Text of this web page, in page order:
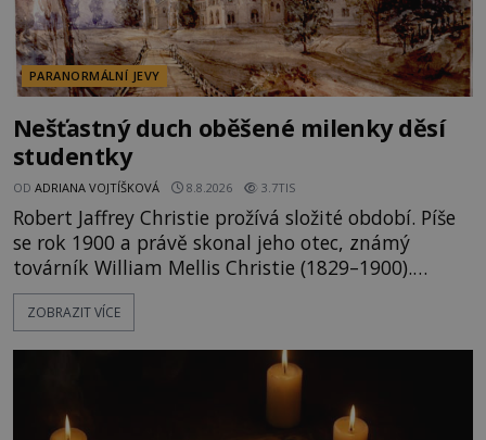
PARANORMÁLNÍ JEVY
Nešťastný duch oběšené milenky děsí
studentky
OD ADRIANA VOJTÍŠKOVÁ 8.8.2026 3.7TIS
Robert Jaffrey Christie prožívá složité období. Píše
se rok 1900 a právě skonal jeho otec, známý
továrník William Mellis Christie (1829–1900).
Smutná událost je ale doprovázena ohromným
dědictvím... Robertu připadne rodinné sídlo v
ta, na niž přijde Robert, by jen tak někoho
ZOBRAZIT VÍCE